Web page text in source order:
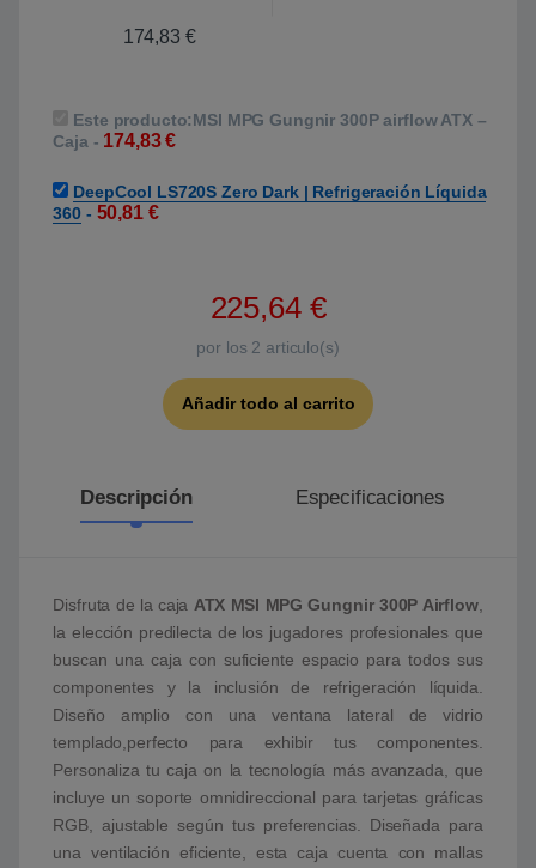
174,83 €
Este producto:MSI MPG Gungnir 300P airflow ATX –
Caja- 174,83€
DeepCool LS720S Zero Dark | Refrigeración Líquida
360- 50,81 €
225,64 €
por los 2 articulo(s)
Añadir todo al carrito
Descripción Especificaciones
Disfruta de la caja ATX MSI MPG Gungnir 300P Airflow,
la elección predilecta de los jugadores profesionales que
buscan una caja con suficiente espacio para todos sus
componentes y la inclusión de refrigeración líquida.
Diseño amplio con una ventana lateral de vidrio
templado,perfecto para exhibir tus componentes.
Personaliza tu caja on la tecnología más avanzada, que
incluye un soporte omnidireccional para tarjetas gráficas
RGB, ajustable según tus preferencias. Diseñada para
una ventilación eficiente, esta caja cuenta con mallas